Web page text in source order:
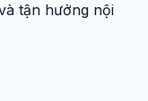
tận hưởng nội